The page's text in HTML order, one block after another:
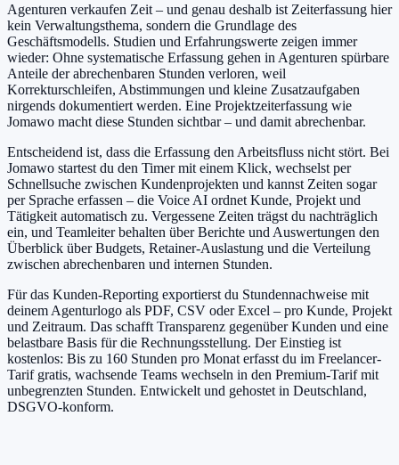
Agenturen verkaufen Zeit – und genau deshalb ist Zeiterfassung hier
kein Verwaltungsthema, sondern die Grundlage des
Geschäftsmodells. Studien und Erfahrungswerte zeigen immer
wieder: Ohne systematische Erfassung gehen in Agenturen spürbare
Anteile der abrechenbaren Stunden verloren, weil
Korrekturschleifen, Abstimmungen und kleine Zusatzaufgaben
nirgends dokumentiert werden. Eine Projektzeiterfassung wie
Jomawo macht diese Stunden sichtbar – und damit abrechenbar.
Entscheidend ist, dass die Erfassung den Arbeitsfluss nicht stört. Bei
Jomawo startest du den Timer mit einem Klick, wechselst per
Schnellsuche zwischen Kundenprojekten und kannst Zeiten sogar
per Sprache erfassen – die Voice AI ordnet Kunde, Projekt und
Tätigkeit automatisch zu. Vergessene Zeiten trägst du nachträglich
ein, und Teamleiter behalten über Berichte und Auswertungen den
Überblick über Budgets, Retainer-Auslastung und die Verteilung
zwischen abrechenbaren und internen Stunden.
Für das Kunden-Reporting exportierst du Stundennachweise mit
deinem Agenturlogo als PDF, CSV oder Excel – pro Kunde, Projekt
und Zeitraum. Das schafft Transparenz gegenüber Kunden und eine
belastbare Basis für die Rechnungsstellung. Der Einstieg ist
kostenlos: Bis zu 160 Stunden pro Monat erfasst du im Freelancer-
Tarif gratis, wachsende Teams wechseln in den Premium-Tarif mit
unbegrenzten Stunden. Entwickelt und gehostet in Deutschland,
DSGVO-konform.